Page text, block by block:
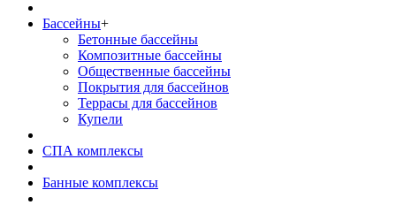
Бассейны+
Бетонные бассейны
Композитные бассейны
Общественные бассейны
Покрытия для бассейнов
Террасы для бассейнов
Купели
СПА комплексы
Банные комплексы